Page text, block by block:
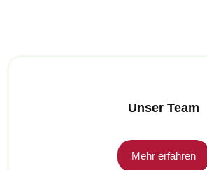
Unser Team
Mehr erfahren